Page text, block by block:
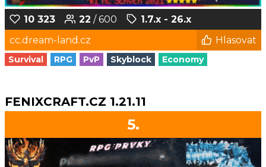
10 323 22 / 600
1.7.x - 26.x
cc.dream-land.cz
Hlasovat
Survival RPG PvP Skyblock Economy
FENIXCRAFT.CZ 1.21.11
5.